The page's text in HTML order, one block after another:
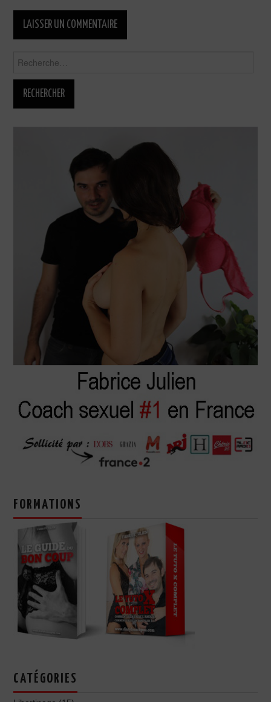
FORMATIONS
CATÉGORIES